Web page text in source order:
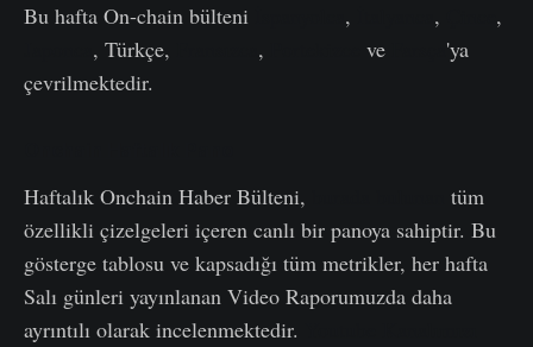
Bu hafta On-chain bülteni , ,
,
, Türkçe, , ve
'ya
çevrilmektedir.
Haftalık Onchain Haber Bülteni,
tüm
özellikli çizelgeleri içeren canlı bir panoya sahiptir. Bu
gösterge tablosu ve kapsadığı tüm metrikler, her hafta
Salı günleri yayınlanan Video Raporumuzda daha
ayrıntılı olarak incelenmektedir.